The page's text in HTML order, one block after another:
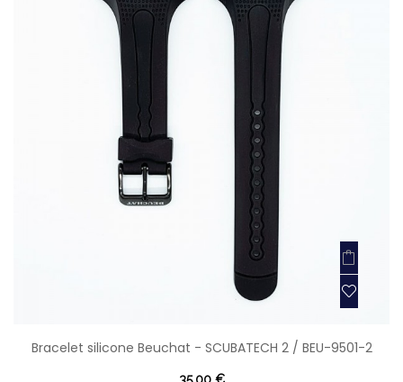
Bracelet silicone Beuchat - SCUBATECH 2 / BEU-9501-2